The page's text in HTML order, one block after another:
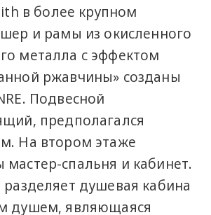
в более крупном
и рамы из окисленного
металла c эффектом
ржавчины» созданы
Подвесной
предполагался
На втором этаже
спальня и кабинет.
душевая кабина
душем, являющаяся